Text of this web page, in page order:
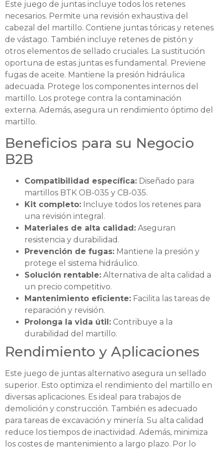
Este juego de juntas incluye todos los retenes
necesarios. Permite una revisión exhaustiva del
cabezal del martillo. Contiene juntas tóricas y retenes
de vástago. También incluye retenes de pistón y
otros elementos de sellado cruciales. La sustitución
oportuna de estas juntas es fundamental. Previene
fugas de aceite. Mantiene la presión hidráulica
adecuada. Protege los componentes internos del
martillo. Los protege contra la contaminación
externa. Además, asegura un rendimiento óptimo del
martillo.
Beneficios para su Negocio
B2B
Compatibilidad específica: Diseñado para
martillos BTK OB-035 y CB-035.
Kit completo: Incluye todos los retenes para
una revisión integral.
Materiales de alta calidad: Aseguran
resistencia y durabilidad.
Prevención de fugas: Mantiene la presión y
protege el sistema hidráulico.
Solución rentable: Alternativa de alta calidad a
un precio competitivo.
Mantenimiento eficiente: Facilita las tareas de
reparación y revisión.
Prolonga la vida útil: Contribuye a la
durabilidad del martillo.
Rendimiento y Aplicaciones
Este juego de juntas alternativo asegura un sellado
superior. Esto optimiza el rendimiento del martillo en
diversas aplicaciones. Es ideal para trabajos de
demolición y construcción. También es adecuado
para tareas de excavación y minería. Su alta calidad
reduce los tiempos de inactividad. Además, minimiza
los costes de mantenimiento a largo plazo. Por lo